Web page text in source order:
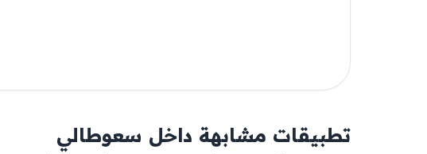
تطبيقات مشابهة داخل سعوطالي